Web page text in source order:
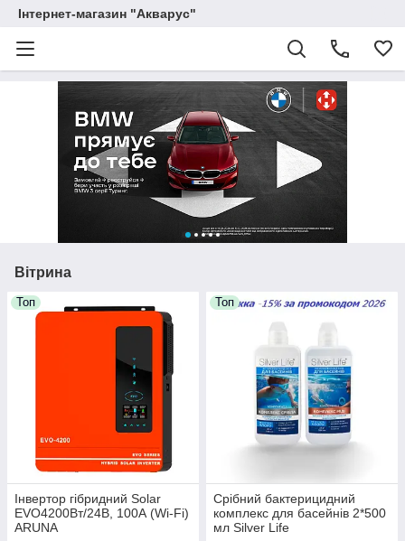
Інтернет-магазин "Акварус"
Вітрина
Топ
Інвертор гібридний Solar
EVO4200Вт/24В, 100А (Wi-Fi)
ARUNA
Топ
Срібний бактерицидний
комплекс для басейнів 2*500
мл Silver Life